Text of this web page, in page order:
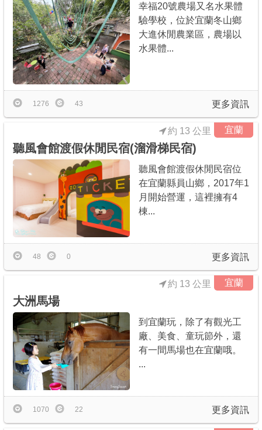
幸福20號農場又名水果體
驗學校，位於宜蘭冬山鄉
大進休閒農業區，農場以
水果體...
更多資訊
1276 43
宜蘭
聽風會館渡假休閒民宿(溜滑梯民宿)
約 13 公里
聽風會館渡假休閒民宿位
在宜蘭縣員山鄉，2017年1
月開始營運，這裡擁有4
棟...
更多資訊
48 0
宜蘭
大洲馬場
約 13 公里
到宜蘭玩，除了有觀光工
廠、美食、童玩節外，還
有一間馬場也在宜蘭哦。
...
更多資訊
1070 22